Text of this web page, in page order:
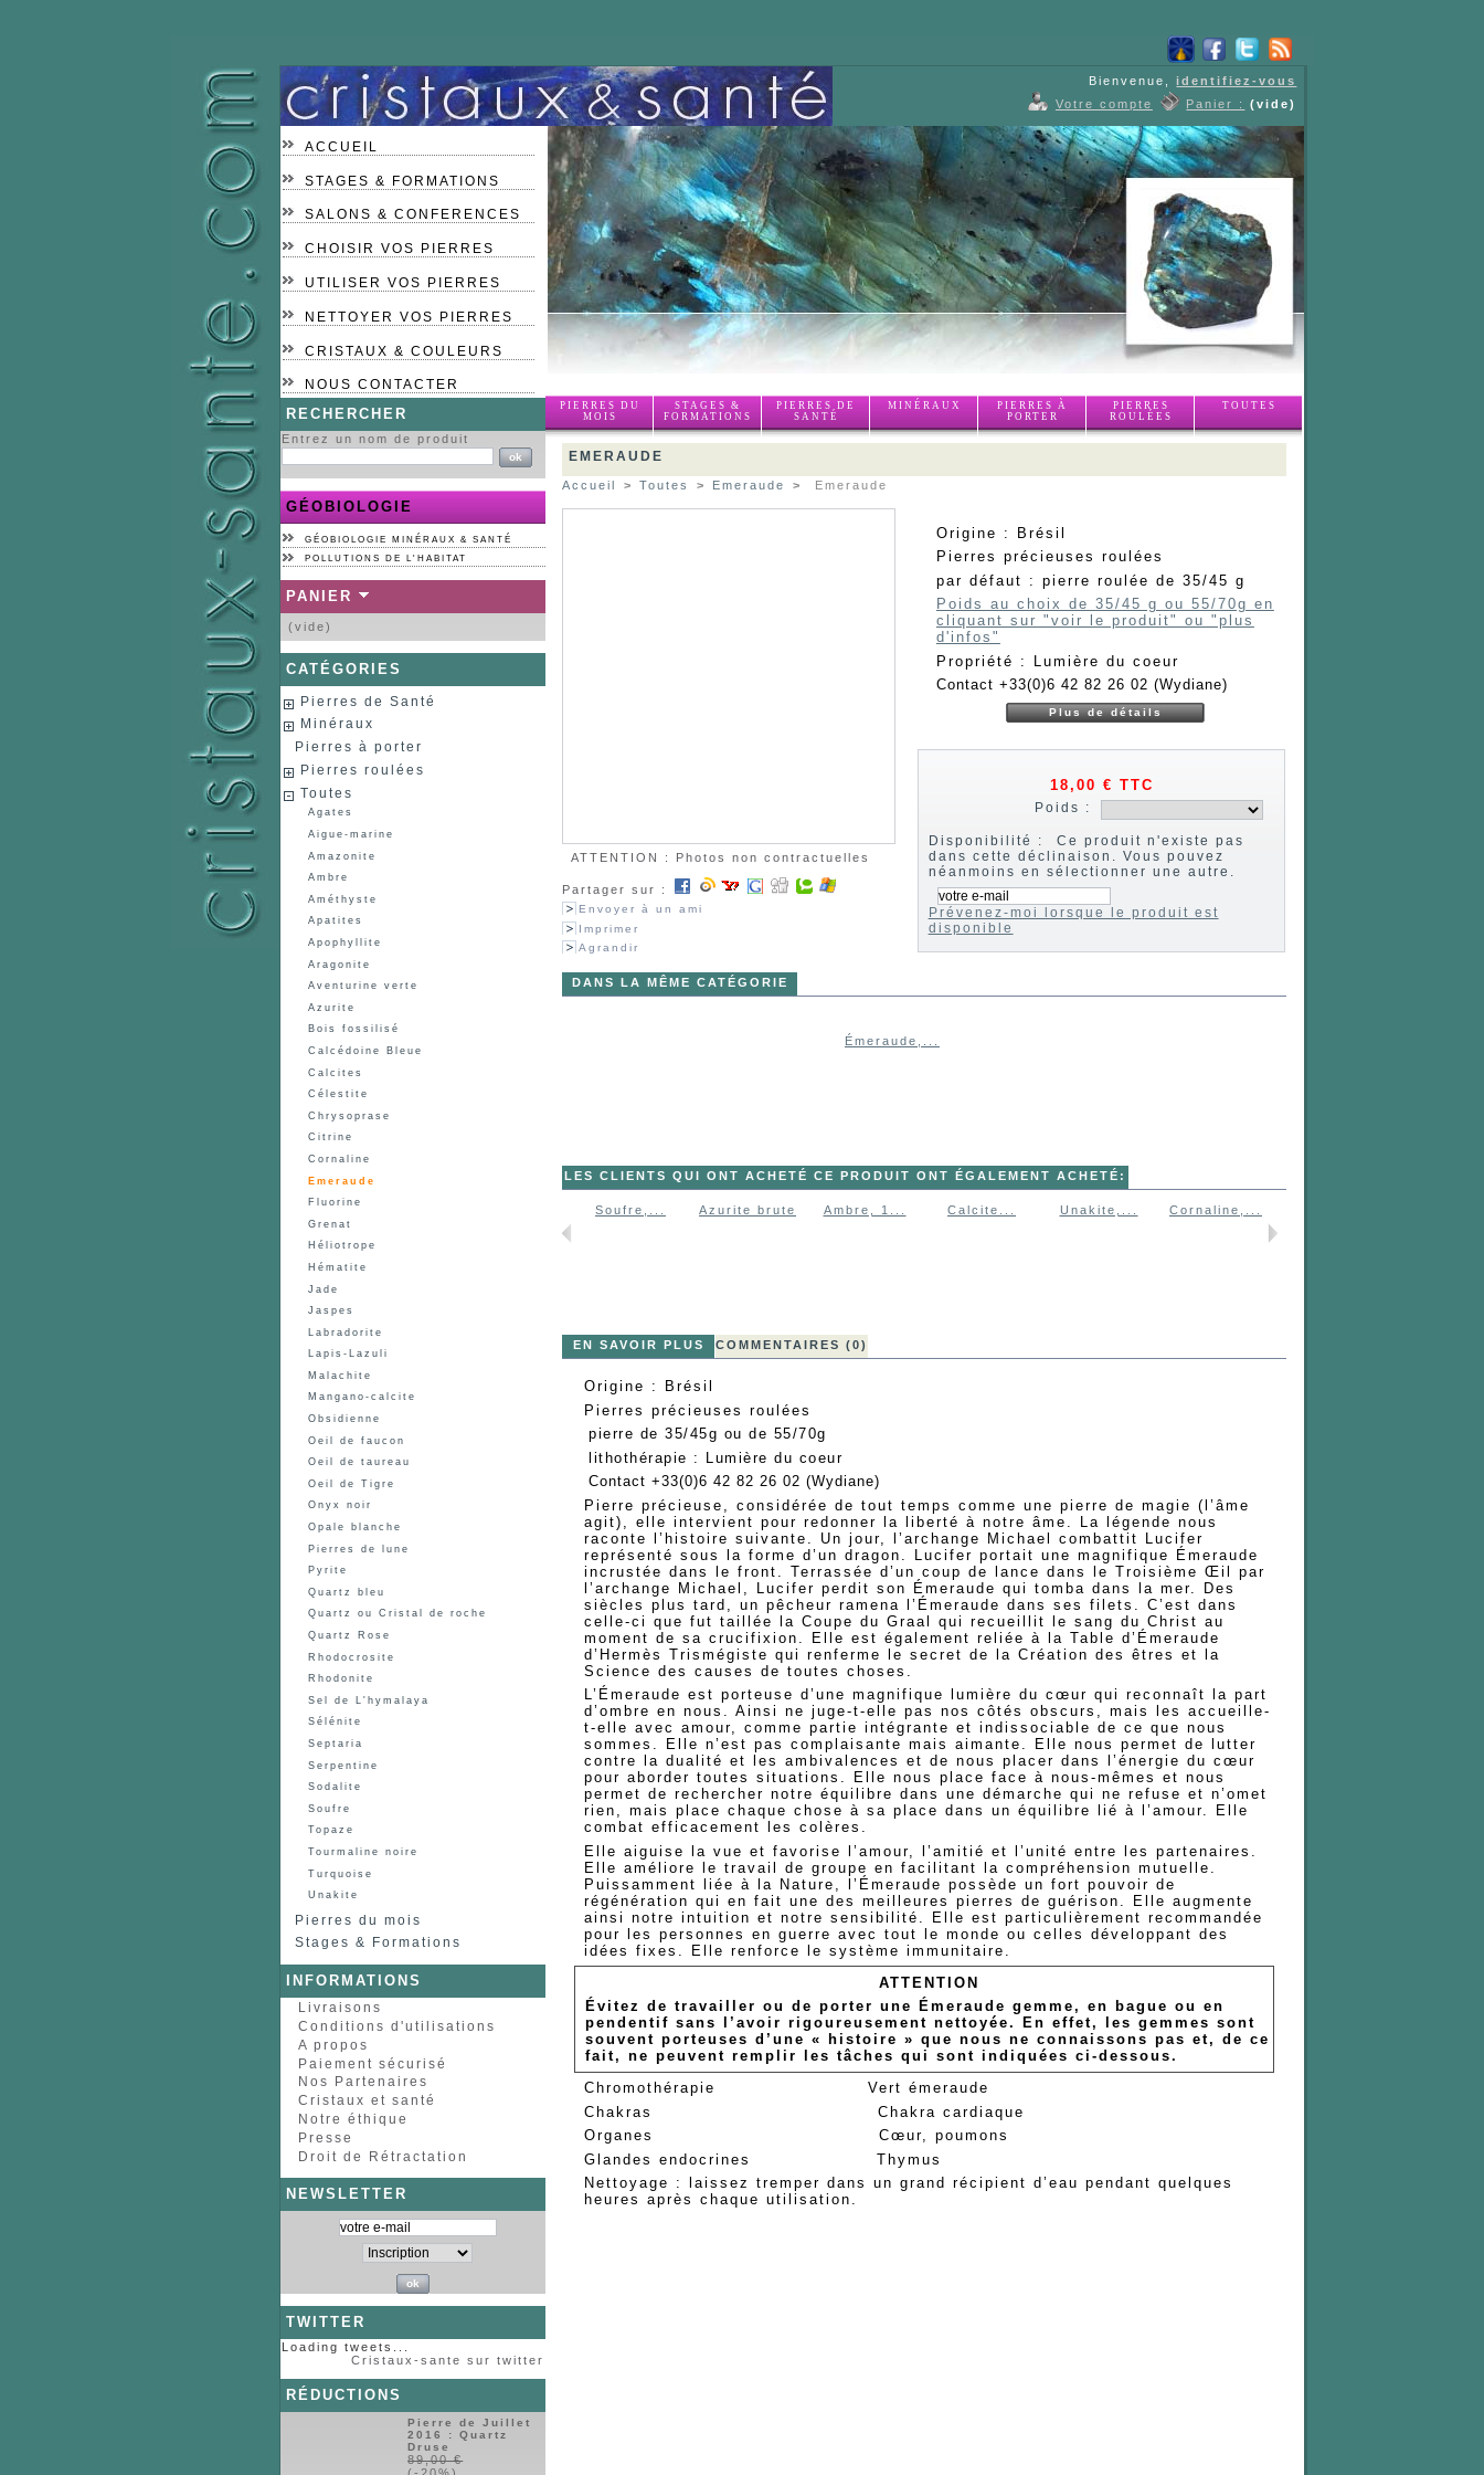
ACCUEIL
STAGES & FORMATIONS
SALONS & CONFERENCES
CHOISIR VOS PIERRES
UTILISER VOS PIERRES
NETTOYER VOS PIERRES
CRISTAUX & COULEURS
NOUS CONTACTER
Bienvenue,identifiez-vous
Panier :
(vide)
Votre compte
PIERRES DU
MOIS
STAGES &
FORMATIONS
PIERRES DE
SANTÉ
MINÉRAUX
PIERRES À
PORTER
PIERRES
ROULÉES
TOUTES
RECHERCHER
Entrez un nom de produit
GÉOBIOLOGIE
GÉOBIOLOGIE MINÉRAUX & SANTÉ
POLLUTIONS DE L'HABITAT
PANIER
(vide)
CATÉGORIES
Pierres de Santé
Minéraux
Pierres à porter
Pierres roulées
Toutes
Agates
Aigue-marine
Amazonite
Ambre
Améthyste
Apatites
Apophyllite
Aragonite
Aventurine verte
Azurite
Bois fossilisé
Calcédoine Bleue
Calcites
Célestite
Chrysoprase
Citrine
Cornaline
Emeraude
Fluorine
Grenat
Héliotrope
Hématite
Jade
Jaspes
Labradorite
Lapis-Lazuli
Malachite
Mangano-calcite
Obsidienne
Oeil de faucon
Oeil de taureau
Oeil de Tigre
Onyx noir
Opale blanche
Pierres de lune
Pyrite
Quartz bleu
Quartz ou Cristal de roche
Quartz Rose
Rhodocrosite
Rhodonite
Sel de L'hymalaya
Sélénite
Septaria
Serpentine
Sodalite
Soufre
Topaze
Tourmaline noire
Turquoise
Unakite
Pierres du mois
Stages & Formations
INFORMATIONS
Livraisons
Conditions d'utilisations
A propos
Paiement sécurisé
Nos Partenaires
Cristaux et santé
Notre éthique
Presse
Droit de Rétractation
NEWSLETTER
TWITTER
Loading tweets...
Cristaux-sante sur twitter
RÉDUCTIONS
Pierre de Juillet
2016 : Quartz
Druse
89,00 €
(-20%)
EMERAUDE
Accueil > Toutes > Emeraude > Emeraude
ATTENTION : Photos non contractuelles
Partager sur :
Envoyer à un ami
Imprimer
Agrandir
Origine : Brésil
Pierres précieuses roulées
par défaut : pierre roulée de 35/45 g
Poids au choix de 35/45 g ou 55/70g en
cliquant sur "voir le produit" ou "plus
d'infos"
Propriété : Lumière du coeur
Contact +33(0)6 42 82 26 02 (Wydiane)
Plus de détails
18,00 € TTC
Poids :
Disponibilité :
Ce produit n'existe pas
dans cette déclinaison. Vous pouvez
néanmoins en sélectionner une autre.
Prévenez-moi lorsque le produit est
disponible
DANS LA MÊME CATÉGORIE
Émeraude,...
LES CLIENTS QUI ONT ACHETÉ CE PRODUIT ONT ÉGALEMENT ACHETÉ:
Soufre,... Azurite brute Ambre, 1... Calcite... Unakite,... Cornaline,...
EN SAVOIR PLUS COMMENTAIRES (0)
Origine : Brésil
Pierres précieuses roulées
pierre de 35/45g ou de 55/70g
lithothérapie : Lumière du coeur
Contact +33(0)6 42 82 26 02 (Wydiane)
Pierre précieuse, considérée de tout temps comme une pierre de magie (l’âme
agit), elle intervient pour redonner la liberté à notre âme. La légende nous
raconte l’histoire suivante. Un jour, l’archange Michael combattit Lucifer
représenté sous la forme d’un dragon. Lucifer portait une magnifique Émeraude
incrustée dans le front. Terrassée d’un coup de lance dans le Troisième Œil par
l’archange Michael, Lucifer perdit son Émeraude qui tomba dans la mer. Des
siècles plus tard, un pêcheur ramena l’Émeraude dans ses filets. C’est dans
celle-ci que fut taillée la Coupe du Graal qui recueillit le sang du Christ au
moment de sa crucifixion. Elle est également reliée à la Table d’Émeraude
d’Hermès Trismégiste qui renferme le secret de la Création des êtres et la
Science des causes de toutes choses.
L’Émeraude est porteuse d’une magnifique lumière du cœur qui reconnaît la part
d’ombre en nous. Ainsi ne juge-t-elle pas nos côtés obscurs, mais les accueille-
t-elle avec amour, comme partie intégrante et indissociable de ce que nous
sommes. Elle n’est pas complaisante mais aimante. Elle nous permet de lutter
contre la dualité et les ambivalences et de nous placer dans l’énergie du cœur
pour aborder toutes situations. Elle nous place face à nous-mêmes et nous
permet de rechercher notre équilibre dans une démarche qui ne refuse et n’omet
rien, mais place chaque chose à sa place dans un équilibre lié à l’amour. Elle
combat efficacement les colères.
Elle aiguise la vue et favorise l’amour, l’amitié et l’unité entre les partenaires.
Elle améliore le travail de groupe en facilitant la compréhension mutuelle.
Puissamment liée à la Nature, l’Émeraude possède un fort pouvoir de
régénération qui en fait une des meilleures pierres de guérison. Elle augmente
ainsi notre intuition et notre sensibilité. Elle est particulièrement recommandée
pour les personnes en guerre avec tout le monde ou celles développant des
idées fixes. Elle renforce le système immunitaire.
ATTENTION
Évitez de travailler ou de porter une Émeraude gemme, en bague ou en
pendentif sans l’avoir rigoureusement nettoyée. En effet, les gemmes sont
souvent porteuses d’une « histoire » que nous ne connaissons pas et, de ce
fait, ne peuvent remplir les tâches qui sont indiquées ci-dessous.
Chromothérapie Vert émeraude
Chakras Chakra cardiaque
Organes Cœur, poumons
Glandes endocrines Thymus
Nettoyage : laissez tremper dans un grand récipient d’eau pendant quelques
heures après chaque utilisation.